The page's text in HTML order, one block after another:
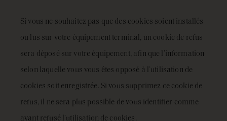
Si vous ne souhaitez pas que des cookies soient installés
ou lus sur votre équipement terminal, un cookie de refus
sera déposé sur votre équipement, afin que l’information
selon laquelle vous vous êtes opposé à l’utilisation de
cookies soit enregistrée. Si vous supprimez ce cookie de
refus, il ne sera plus possible de vous identifier comme
ayant refusé l’utilisation de cookies.